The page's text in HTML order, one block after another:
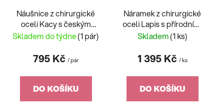
Náušnice z chirurgické
oceli Kacy s českým
křišťálem Preciosa, bílé
Skladem do týdne(1 pár)
795 Kč / pár
DO KOŠÍKU
Náramek z chirurgické
oceli Lapis s přírodními
kameny Preciosa,
Skladem(1 ks)
1 395 Kč / ks
DO KOŠÍKU